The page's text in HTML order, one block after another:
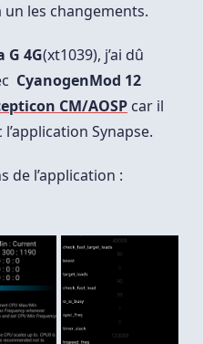
les changements.
G 4G(xt1039), j’ai dû
CyanogenMod 12
CM/AOSP car il
Synapse.
de l’application :